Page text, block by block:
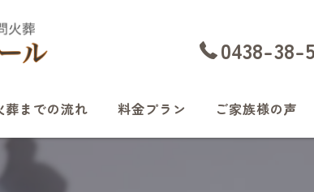
0438-38-
葬までの流れ 料金プラン ご家族様の声